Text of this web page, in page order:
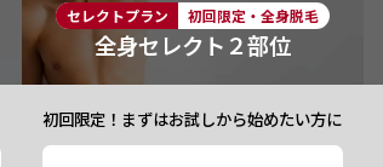
セレクトプラン 初回限定・全身脱毛
全身セレクト２部位
初回限定！まずはお試しから始めたい方に